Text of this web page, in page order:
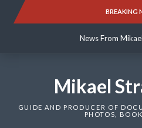
BREAKING
News From
News From
Mikael
GUIDE AND PRODUCER OF
PHOTOS,